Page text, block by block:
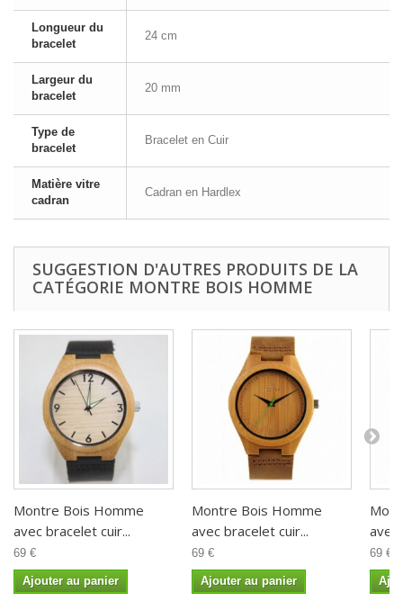
Longueur du
bracelet
24 cm
Largeur du
bracelet
20 mm
Type de
bracelet
Bracelet en Cuir
Matière vitre
cadran
Cadran en Hardlex
SUGGESTION D'AUTRES PRODUITS DE LA
CATÉGORIE MONTRE BOIS HOMME
Montre Bois Homme
avec bracelet cuir...
69 €
Ajouter au panier
Montre Bois Homme
avec bracelet cuir...
69 €
Ajouter au panier
avec
69 €